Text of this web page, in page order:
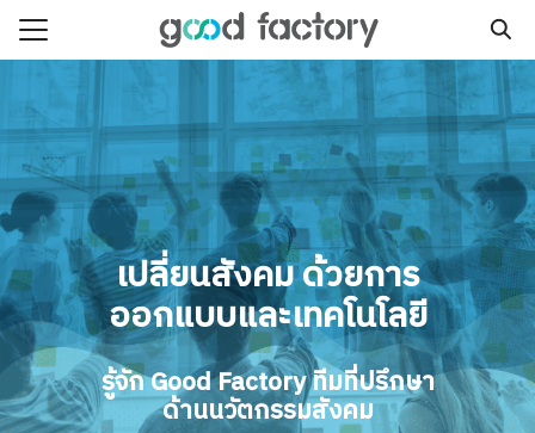
Skip
Search
เปลี่ยนสังคมด้วยการ
ออกแบบและเทคโนโลยี
รู้จัก Good Factory ทีมที่ปรึกษา
ด้านนวัตกรรมสังคม